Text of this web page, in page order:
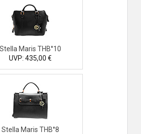
Stella Maris THB°10
UVP: 435,00 €
Stella Maris THB°8